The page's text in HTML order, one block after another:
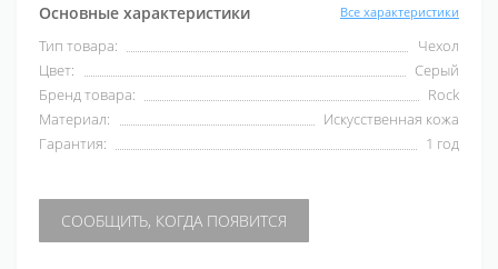
Основные характеристики Все характеристики
Тип товара:
Чехол
Цвет:
Серый
Бренд товара:
Rock
Материал:
Искусственная кожа
Гарантия:
1 год
СООБЩИТЬ, КОГДА ПОЯВИТСЯ